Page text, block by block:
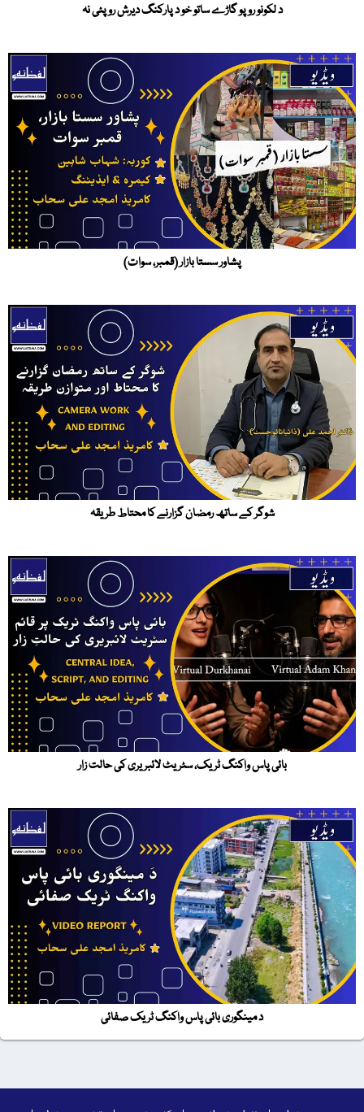
د لکونو روپو گاڑے ساتو خو د پارکنگ دیرش روپئی نہ
پشاور سستا بازار (قمبر، سوات)
شوگر کے ساتھ رمضان گزارنے کا محتاط طریقہ
بائی پاس واکنگ ٹریک، سٹریٹ لائبریری کی حالت زار
د مینگوری بائی پاس واکنگ ٹریک صفائی